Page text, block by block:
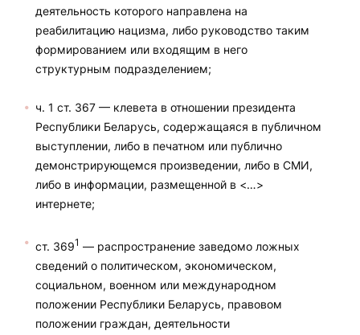
деятельность которого направлена на
реабилитацию нацизма, либо руководство таким
формированием или входящим в него
структурным подразделением;
ч. 1 ст. 367 — клевета в отношении президента
Республики Беларусь, содержащаяся в публичном
выступлении, либо в печатном или публично
демонстрирующемся произведении, либо в СМИ,
либо в информации, размещенной в <…>
интернете;
ст. 3691 — распространение заведомо ложных
сведений о политическом, экономическом,
социальном, военном или международном
положении Республики Беларусь, правовом
положении граждан, деятельности